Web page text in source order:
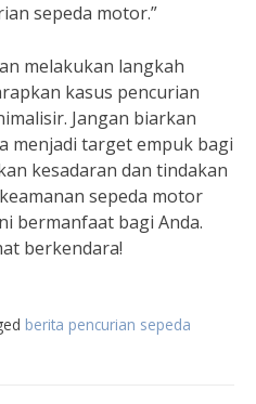
sepeda motor.”
melakukan langkah
kasus pencurian
Jangan biarkan
menjadi target empuk bagi
kesadaran dan tindakan
sepeda motor
bermanfaat bagi Anda.
berkendara!
berita pencurian sepeda